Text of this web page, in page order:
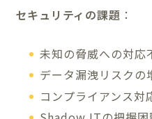
セキュリティの課題 ：
未知の脅威への対応
データ漏洩リスクの
コンプライアンス対